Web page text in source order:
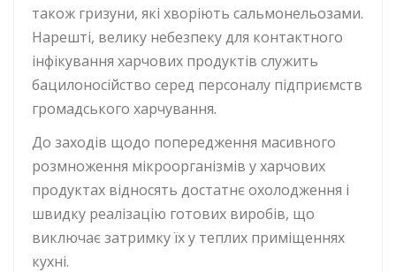
також гризуни, які хворіють сальмонельозами.
Нарешті, велику небезпеку для контактного
інфікування харчових продуктів служить
бацилоносійство серед персоналу підприємств
громадського харчування.
До заходів щодо попередження масивного
розмноження мікроорганізмів у харчових
продуктах відносять достатнє охолодження і
швидку реалізацію готових виробів, що
виключає затримку їх у теплих приміщеннях
кухні.